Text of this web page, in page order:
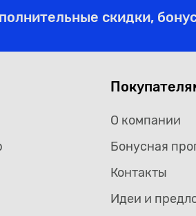
скидки,
О компании
Бонусная
Контакты
Идеи и